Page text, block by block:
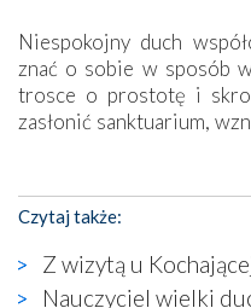
Niespokojny duch
znać o sobie w sposób
trosce o prostotę i
zasłonić sanktuarium,
katolickiego kultu.
autentyczną wiarą mogą
kaplice, w których
skrzynkę na narzędzia?
tuż przy nowej
Czytaj także:
Z wizytą u
Nauczyciel wielki